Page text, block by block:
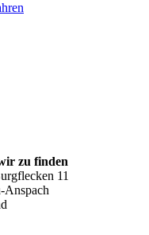
zu finden
11
Anspach